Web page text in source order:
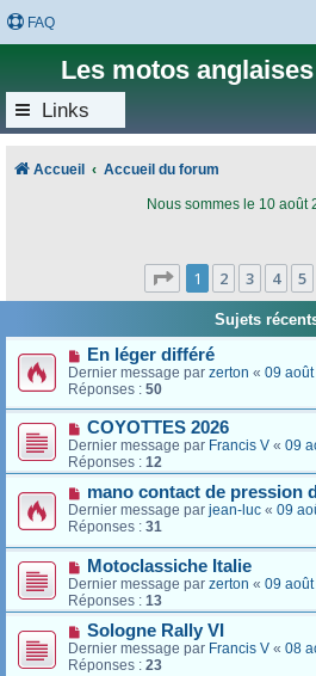
FAQ
Les motos
Links
Accueil Accueil du forum
Nous sommes le 10 août
Page 1sur
1 2 3 4 5
Sujets
En léger différé
Dernier message par zerton « 09
Réponses : 50
COYOTTES 2026
Dernier message par Francis V « 09
Réponses : 12
mano contact de pression
Dernier message par jean-luc « 09
Réponses : 31
Motoclassiche Italie
Dernier message par zerton « 09
Réponses : 13
Sologne Rally VI
Dernier message par Francis V « 08
Réponses : 23